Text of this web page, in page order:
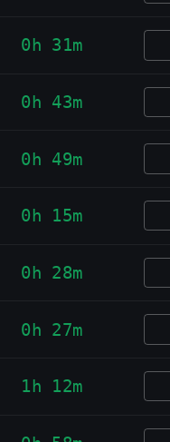
0h 31m
0h 43m
0h 49m
0h 15m
0h 28m
0h 27m
1h 12m